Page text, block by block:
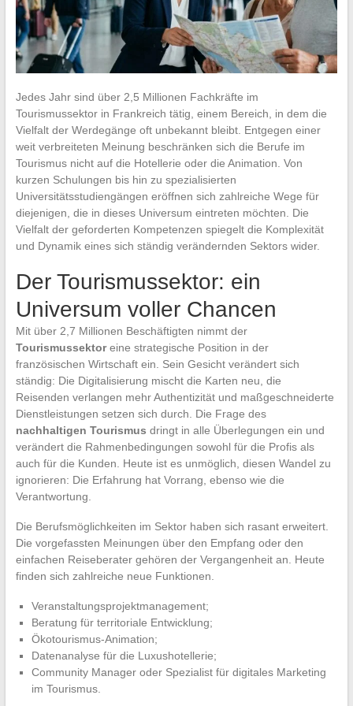
Jedes Jahr sind über 2,5 Millionen Fachkräfte im
Tourismussektor in Frankreich tätig, einem Bereich, in dem die
Vielfalt der Werdegänge oft unbekannt bleibt. Entgegen einer
weit verbreiteten Meinung beschränken sich die Berufe im
Tourismus nicht auf die Hotellerie oder die Animation. Von
kurzen Schulungen bis hin zu spezialisierten
Universitätsstudiengängen eröffnen sich zahlreiche Wege für
diejenigen, die in dieses Universum eintreten möchten. Die
Vielfalt der geforderten Kompetenzen spiegelt die Komplexität
und Dynamik eines sich ständig verändernden Sektors wider.
Der Tourismussektor: ein
Universum voller Chancen
Mit über 2,7 Millionen Beschäftigten nimmt der
Tourismussektoreine strategische Position in der
französischen Wirtschaft ein. Sein Gesicht verändert sich
ständig: Die Digitalisierung mischt die Karten neu, die
Reisenden verlangen mehr Authentizität und maßgeschneiderte
Dienstleistungen setzen sich durch. Die Frage des
nachhaltigen Tourismus dringt in alle Überlegungen ein und
verändert die Rahmenbedingungen sowohl für die Profis als
auch für die Kunden. Heute ist es unmöglich, diesen Wandel zu
ignorieren: Die Erfahrung hat Vorrang, ebenso wie die
Verantwortung.
Die Berufsmöglichkeiten im Sektor haben sich rasant erweitert.
Die vorgefassten Meinungen über den Empfang oder den
einfachen Reiseberater gehören der Vergangenheit an. Heute
finden sich zahlreiche neue Funktionen.
Veranstaltungsprojektmanagement;
Beratung für territoriale Entwicklung;
Ökotourismus-Animation;
Datenanalyse für die Luxushotellerie;
Community Manager oder Spezialist für digitales Marketing
im Tourismus.